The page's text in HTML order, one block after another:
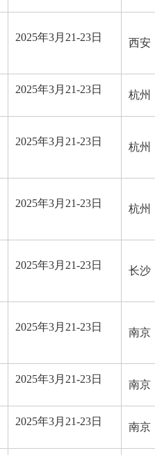
2025年3月21-23日 西安
2025年3月21-23日 杭州
2025年3月21-23日 杭州
2025年3月21-23日 杭州
2025年3月21-23日 长沙
2025年3月21-23日 南京
2025年3月21-23日 南京
2025年3月21-23日 南京